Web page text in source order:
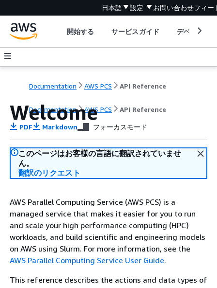
日本語 設定 お問い合わせフィー
開始する サービスガイド デベロッパ
Documentation AWS PCS API Reference
Documentation AWS PCS API Reference
Welcome
PDF Markdown フォーカスモード
このページはお客様の言語に翻訳されていませ
ん。
翻訳のリクエスト
AWS Parallel Computing Service (AWS PCS) is a
managed service that makes it easier for you to run
and scale your high performance computing (HPC)
workloads, and build scientific and engineering models
on AWS using Slurm. For more information, see the
AWS Parallel Computing Service User Guide.
This reference describes the actions and data types of